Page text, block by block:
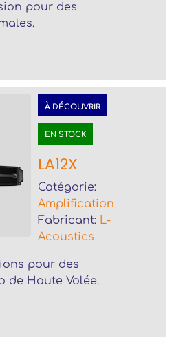
pour des
À DÉCOUVRIR
EN STOCK
LA12X
Catégorie:
Amplification
Fabricant: L-
Acoustics
pour des
de Haute Volée.